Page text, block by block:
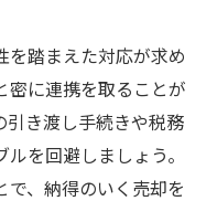
を踏まえた対応が求め
密に連携を取ることが
引き渡し手続きや税務
を回避しましょう。
で、納得のいく売却を